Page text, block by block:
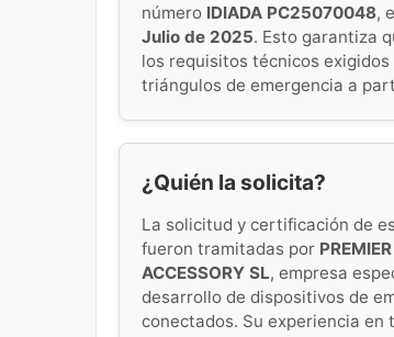
número IDIADA PC25070048,
Julio de 2025. Esto garantiza
los requisitos técnicos
triángulos de emergencia a
¿Quién la solicita?
La solicitud y certificación de
fueron tramitadas por
ACCESSORY SL, empresa
desarrollo de dispositivos de
conectados. Su experiencia en